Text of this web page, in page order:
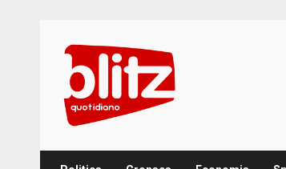
content